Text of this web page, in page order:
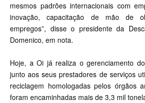
mesmos padrões internacionais com
inovação, capacitação de mão de
empregos”, disse o presidente da
Domenico, em nota.
Hoje, a Oi já realiza o gerenciamento
junto aos seus prestadores de serviços
reciclagem homologadas pelos órgãos
foram encaminhadas mais de 3,3 mil